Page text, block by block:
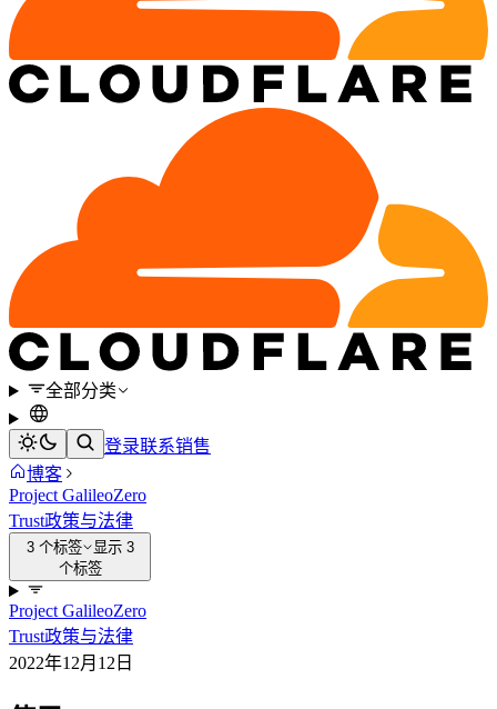
全部分类
登录联系销售
博客
Project GalileoZero
Trust政策与法律
3 个标签
显示 3
个标签
Project GalileoZero
Trust政策与法律
2022年12月12日